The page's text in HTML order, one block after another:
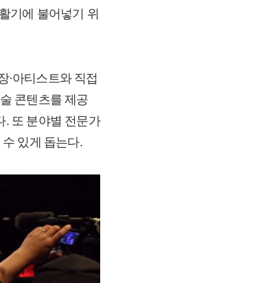
기에 불어넣기 위
·아티스트와 직접
콘텐츠를 제공
. 또 분야별 전문가
있게 돕는다.